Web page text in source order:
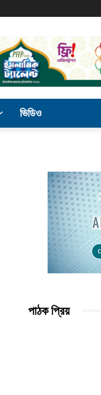
ভিডিও
পাঠক প্রিয়